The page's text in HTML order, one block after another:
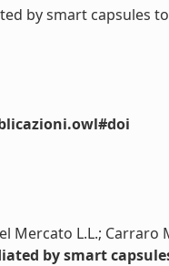
by smart capsules
Mercato L.L.; Carraro
by smart